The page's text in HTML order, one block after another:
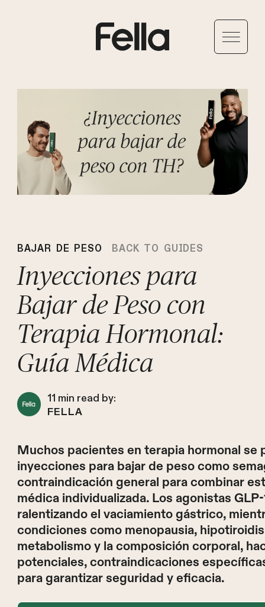
BAJAR DE PESO BACK TO GUIDES
Inyecciones para
Bajar de Peso con
Terapia Hormonal:
Guía Médica
11 min read by:
FELLA
Muchos pacientes en terapia hormonal
inyecciones para bajar de peso como
contraindicación general para combinar
médica individualizada. Los agonistas
ralentizando el vaciamiento gástrico,
condiciones como menopausia,
metabolismo y la composición corporal,
potenciales, contraindicaciones
para garantizar seguridad y eficacia.